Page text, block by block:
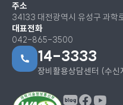
주소
34133 대전광역시 유성구 과학
대표전화
042-865-3500
14-3333
장비활용상담센터 (수신
블로그
페이